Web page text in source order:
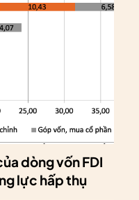
dòng vốn FDI
lực hấp thụ